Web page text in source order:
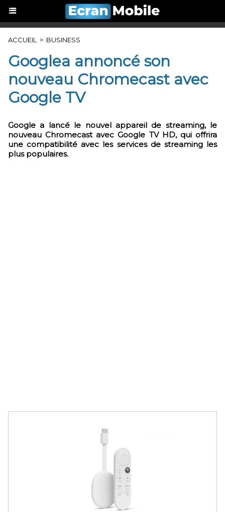
ACCUEIL > BUSINESS
Googlea annoncé son
nouveau Chromecast avec
Google TV
Google a lancé le nouvel appareil de streaming, le
nouveau Chromecast avec Google TV HD, qui offrira
une compatibilité avec les services de streaming les
plus populaires.